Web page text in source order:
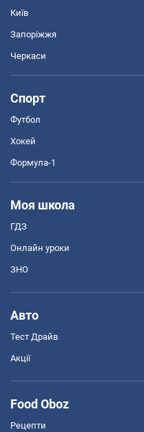
Київ
Запоріжжя
Черкаси
Спорт
Футбол
Хокей
Формула-1
Моя школа
ГДЗ
Онлайн уроки
ЗНО
Авто
Тест Драйв
Акції
Food Oboz
Рецепти